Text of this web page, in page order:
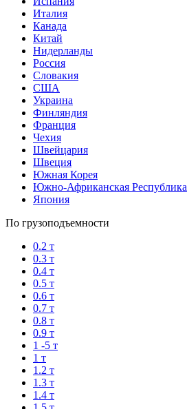
Италия
Канада
Китай
Нидерланды
Россия
Словакия
США
Украина
Финляндия
Франция
Чехия
Швейцария
Швеция
Южная Корея
Южно-Африканская Республика
Япония
По грузоподъемности
0.2 т
0.3 т
0.4 т
0.5 т
0.6 т
0.7 т
0.8 т
0.9 т
1 -5 т
1 т
1.2 т
1.3 т
1.4 т